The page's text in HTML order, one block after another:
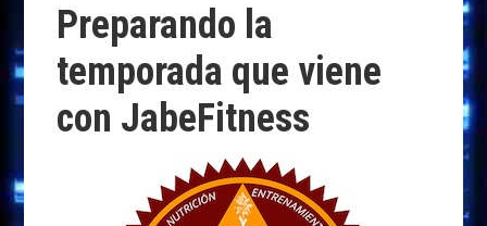
Preparando la
temporada que viene
con JabeFitness